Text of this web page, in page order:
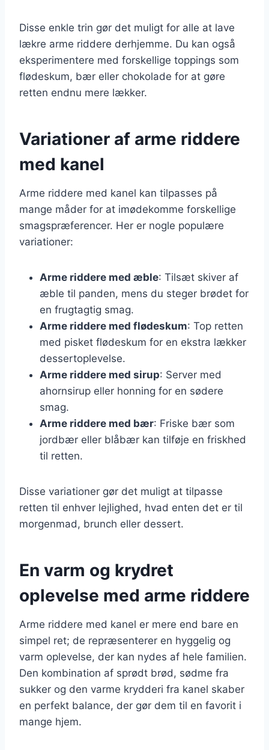
Disse enkle trin gør det muligt for alle at lave
lækre arme riddere derhjemme. Du kan også
eksperimentere med forskellige toppings som
flødeskum, bær eller chokolade for at gøre
retten endnu mere lækker.
Variationer af arme riddere
med kanel
Arme riddere med kanel kan tilpasses på
mange måder for at imødekomme forskellige
smagspræferencer. Her er nogle populære
variationer:
Arme riddere med æble: Tilsæt skiver af
æble til panden, mens du steger brødet for
en frugtagtig smag.
Arme riddere med flødeskum: Top retten
med pisket flødeskum for en ekstra lækker
dessertoplevelse.
Arme riddere med sirup: Server med
ahornsirup eller honning for en sødere
smag.
Arme riddere med bær: Friske bær som
jordbær eller blåbær kan tilføje en friskhed
til retten.
Disse variationer gør det muligt at tilpasse
retten til enhver lejlighed, hvad enten det er til
morgenmad, brunch eller dessert.
En varm og krydret
oplevelse med arme riddere
Arme riddere med kanel er mere end bare en
simpel ret; de repræsenterer en hyggelig og
varm oplevelse, der kan nydes af hele familien.
Den kombination af sprødt brød, sødme fra
sukker og den varme krydderi fra kanel skaber
en perfekt balance, der gør dem til en favorit i
mange hjem.